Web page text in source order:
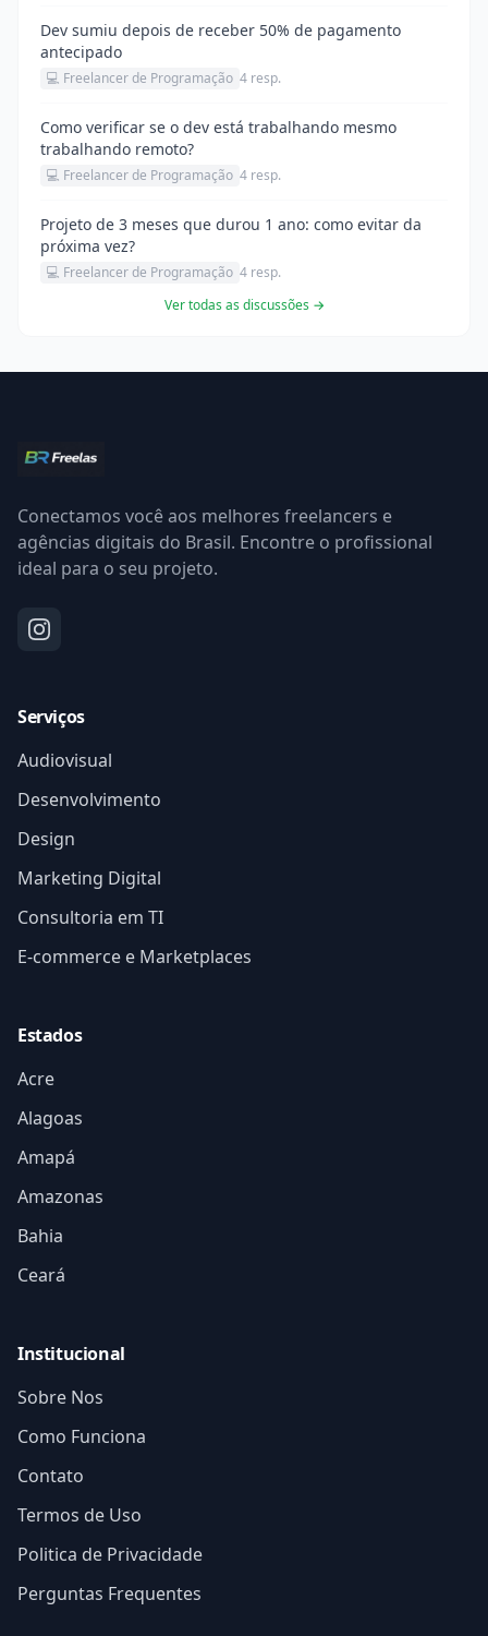
Dev sumiu depois de receber 50% de pagamento
antecipado
💻 Freelancer de Programação 4 resp.
Como verificar se o dev está trabalhando mesmo
trabalhando remoto?
💻 Freelancer de Programação 4 resp.
Projeto de 3 meses que durou 1 ano: como evitar da
próxima vez?
💻 Freelancer de Programação 4 resp.
Ver todas as discussões →
Conectamos você aos melhores freelancers e
agências digitais do Brasil. Encontre o profissional
ideal para o seu projeto.
Serviços
Audiovisual
Desenvolvimento
Design
Marketing Digital
Consultoria em TI
E-commerce e Marketplaces
Estados
Acre
Alagoas
Amapá
Amazonas
Bahia
Ceará
Institucional
Sobre Nos
Como Funciona
Contato
Termos de Uso
Politica de Privacidade
Perguntas Frequentes